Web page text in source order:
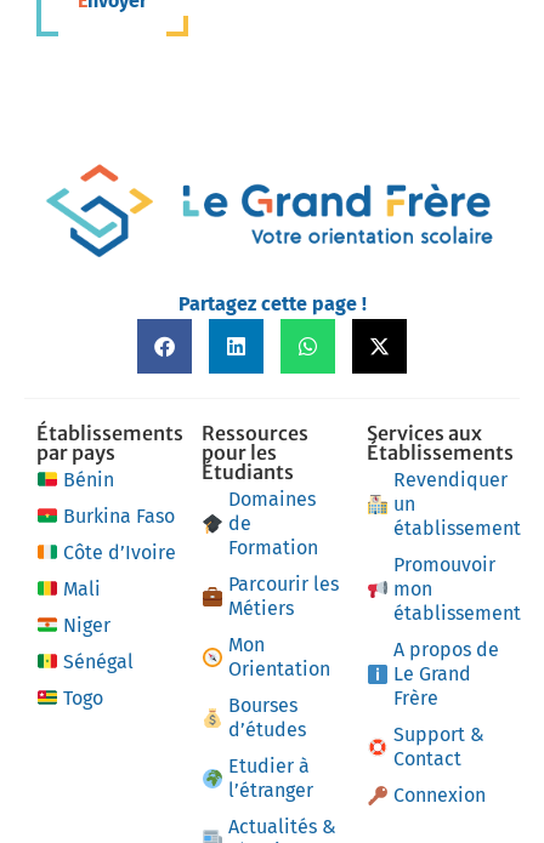
Partagez cette page !
Établissements
par pays
Bénin
Burkina Faso
Côte d’Ivoire
Mali
Niger
Sénégal
Togo
Ressources
pour les
Étudiants
Domaines
de
Formation
Parcourir les
Métiers
Mon
Orientation
Bourses
d’études
Etudier à
l’étranger
Actualités &
Services aux
Établissements
Revendiquer
un
établissement
Promouvoir
mon
établissement
A propos de
Le Grand
Frère
Support &
Contact
Connexion